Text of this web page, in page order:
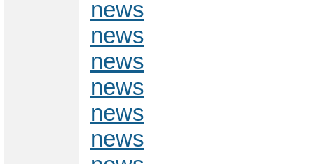
news
news
news
news
news
news